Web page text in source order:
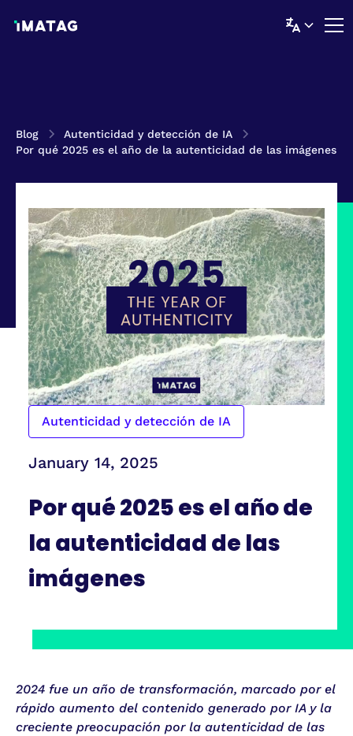
Blog
Autenticidad y detección de IA
Por qué 2025 es el año de la autenticidad de las imágenes
Autenticidad y detección de IA
January 14, 2025
Por qué 2025 es el año de
la autenticidad de las
imágenes
2024 fue un año de transformación, marcado por el
rápido aumento del contenido generado por IA y la
creciente preocupación por la autenticidad de las